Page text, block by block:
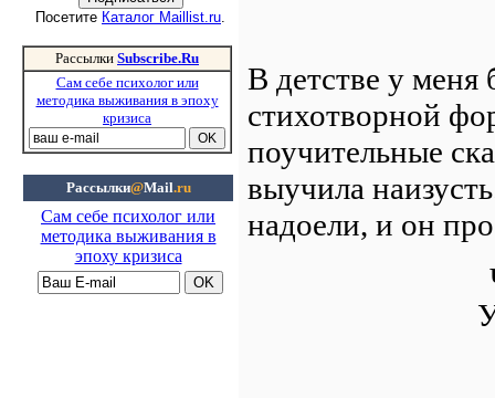
Посетите Каталог Maillist.ru.
Рассылки Subscribe.Ru
Сам себе психолог или
методика выживания в эпоху
кризиса
Рассылки@Mail.ru
Сам себе психолог или
методика выживания в
эпоху кризиса
В детстве у
стихотворной
поучительные
выучила
надоели, и он